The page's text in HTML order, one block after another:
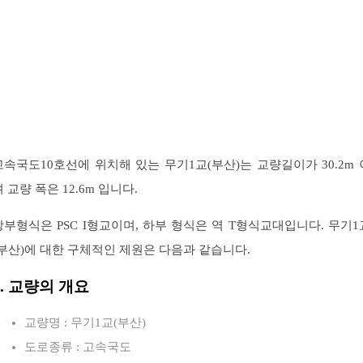
속국도10호선에 위치해 있는 무기1교(부산)는 교량길이가 30.2m
교량 폭은 12.6m 입니다.
부형식은 PSC I형교이며, 하부 형식은 역 T형식교대입니다. 무기1
산)에 대한 구체적인 제원은 다음과 같습니다.
교량의 개요
교량명 : 무기1교(부산)
도로종류 : 고속국도